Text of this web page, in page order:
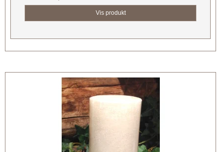
Vis produkt